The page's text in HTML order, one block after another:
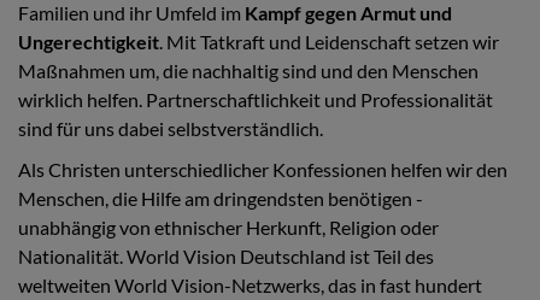
Familien und ihr Umfeld im Kampf gegen Armut und
Ungerechtigkeit. Mit Tatkraft und Leidenschaft setzen wir
Maßnahmen um, die nachhaltig sind und den Menschen
wirklich helfen. Partnerschaftlichkeit und Professionalität
sind für uns dabei selbstverständlich.
Als Christen unterschiedlicher Konfessionen helfen wir den
Menschen, die Hilfe am dringendsten benötigen -
unabhängig von ethnischer Herkunft, Religion oder
Nationalität. World Vision Deutschland ist Teil des
weltweiten World Vision-Netzwerks, das in fast hundert